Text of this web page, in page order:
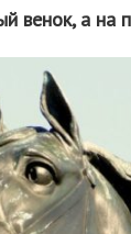
венок, а на